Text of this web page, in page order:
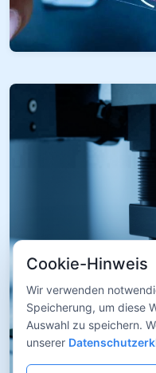
Cookie-Hinweis
Wir verwenden
Speicherung, um diese
Auswahl zu speichern.
unserer